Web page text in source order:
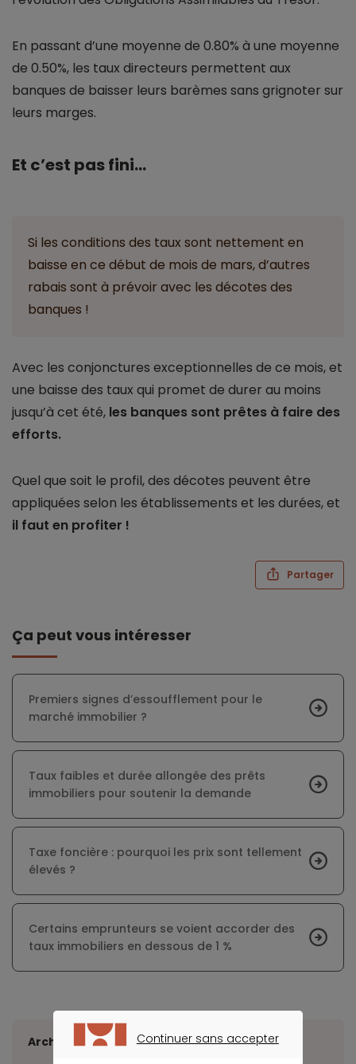
En passant d’une moyenne de 0.80% à une moyenne
de 0.50%, les taux directeurs permettent aux
banques de baisser leurs barèmes sans grignoter sur
leurs marges.
Et c’est pas fini…
Si les conditions des taux sont nettement en
baisse en ce début de mois de mars, d’autres
rabais sont à prévoir avec les décotes des
banques !
Avec les conjonctures exceptionnelles de ce mois, et
une baisse des taux qui promet de durer au moins
jusqu’à cet été, les banques sont prêtes à faire des
efforts.
Quel que soit le profil, des décotes peuvent être
appliquées selon les établissements et les durées, et
il faut en profiter !
Partager
Ça peut vous intéresser
Premiers signes d’essoufflement pour le
marché immobilier ?
Taux faibles et durée allongée des prêts
immobiliers pour soutenir la demande
Taxe foncière : pourquoi les prix sont tellement
élevés ?
Certains emprunteurs se voient accorder des
taux immobiliers en dessous de 1 %
Archives
Continuer sans accepter